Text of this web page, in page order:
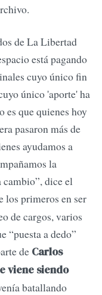
de La Libertad
está pagando
cuyo único fin
único 'aporte' ha
que quienes hoy
pasaron más de
ayudamos a
la
dice el
los primeros en ser
de cargos, varios
“puesta a dedo”
de Carlos
viene siendo
batallando